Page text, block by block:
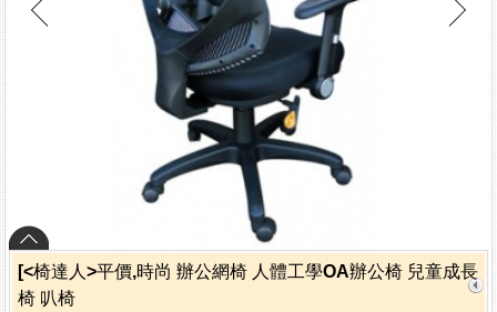
[<椅達人>平價,時尚 辦公網椅 人體工學OA辦公椅 兒童成長
椅 叭椅